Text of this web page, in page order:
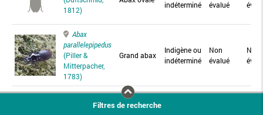
1812)
indéterminé
évalué
Abax
parallelepipedus
(Piller &
Mitterpacher,
1783)
Grand abax
Indigène ou
indéterminé
Non
évalué
Non
Abax
Abax
Filtres de recherche